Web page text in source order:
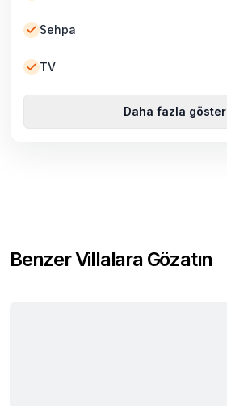
Sehpa
TV
Daha fazla göster
Benzer Villalara Gözatın